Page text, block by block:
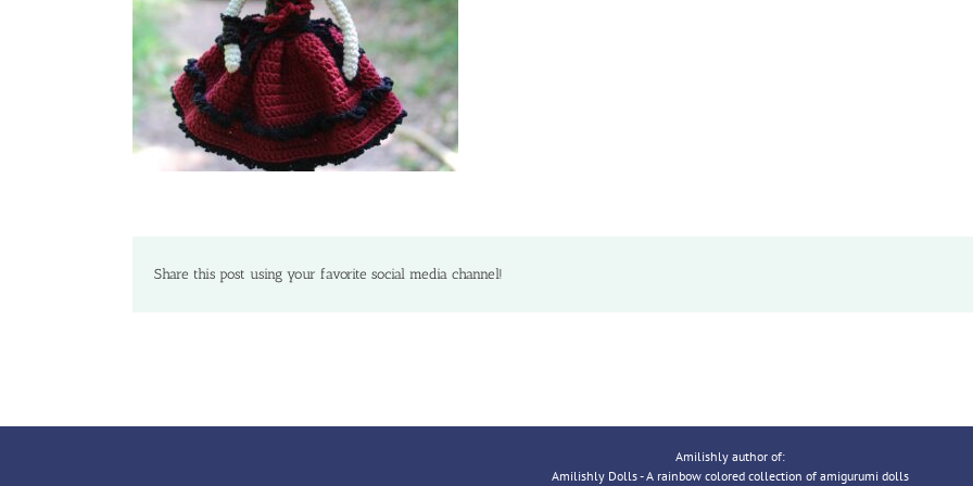
Share this post using your favorite social media channel!
Amilishly author of:
Amilishly Dolls - A rainbow colored collection of amigurumi dolls